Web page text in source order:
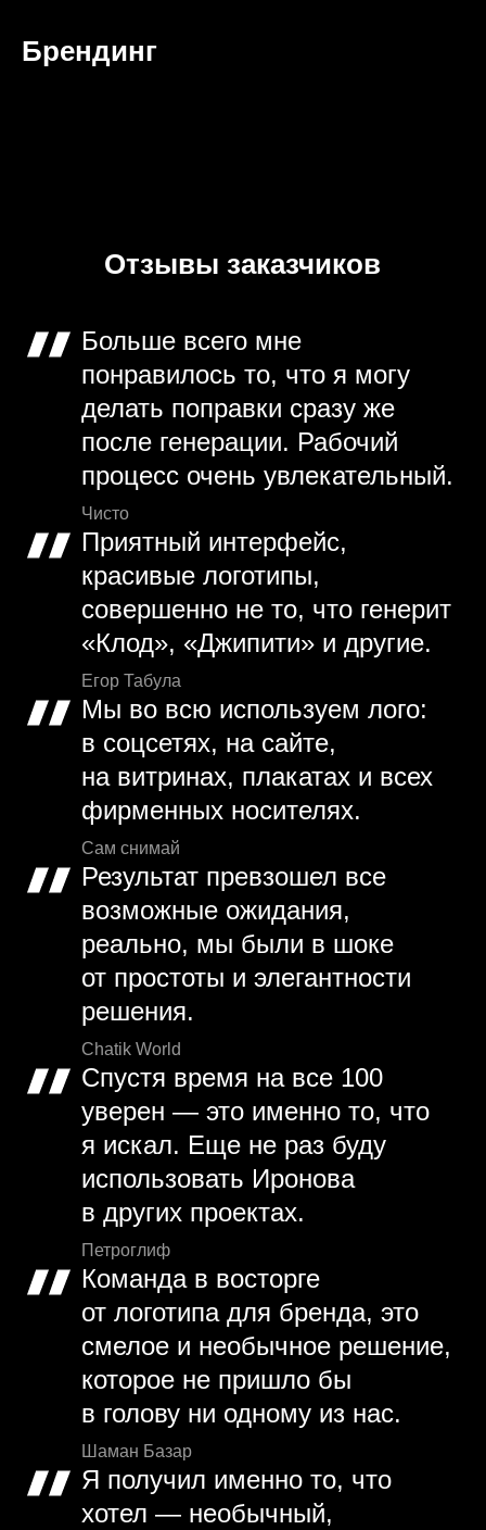
Брендинг
Отзывы заказчиков
Больше всего мне
понравилось то, что я могу
делать поправки сразу же
после генерации. Рабочий
процесс очень увлекательный.
Чисто
Приятный интерфейс,
красивые логотипы,
совершенно не то, что генерит
«Клод», «Джипити» и другие.
Егор Табула
Мы во всю используем лого:
в соцсетях, на сайте,
на витринах, плакатах и всех
фирменных носителях.
Сам снимай
Результат превзошел все
возможные ожидания,
реально, мы были в шоке
от простоты и элегантности
решения.
Chatik World
Спустя время на все 100
уверен — это именно то, что
я искал. Еще не раз буду
использовать Иронова
в других проектах.
Петроглиф
Команда в восторге
от логотипа для бренда, это
смелое и необычное решение,
которое не пришло бы
в голову ни одному из нас.
Шаман Базар
Я получил именно то, что
хотел — необычный,